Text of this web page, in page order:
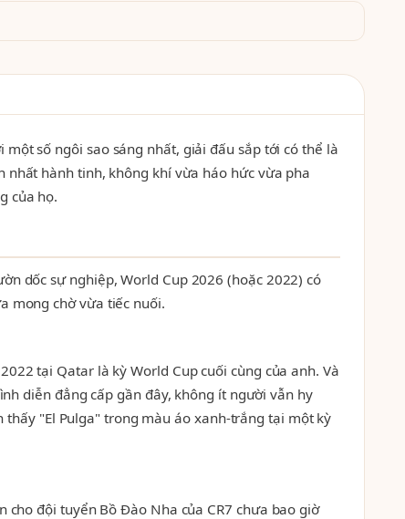
số ngôi sao sáng nhất, giải đấu sắp tới có thể là
nhất hành tinh, không khí vừa háo hức vừa pha
của họ.
dốc sự nghiệp, World Cup 2026 (hoặc 2022) có
mong chờ vừa tiếc nuối.
tại Qatar là kỳ World Cup cuối cùng của anh. Và
diễn đẳng cấp gần đây, không ít người vẫn hy
"El Pulga" trong màu áo xanh-trắng tại một kỳ
đội tuyển Bồ Đào Nha của CR7 chưa bao giờ